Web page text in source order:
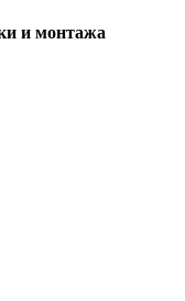
и монтажа